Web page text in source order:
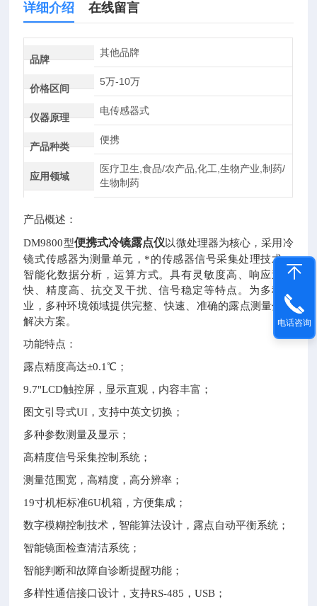
详细介绍 在线留言
品牌
其他品牌
价格区间
5万-10万
仪器原理
电传感器式
产品种类
便携
应用领域
医疗卫生,食品/农产品,化工,生物产业,制药/
生物制药
产品概述：
DM9800型便携式冷镜露点仪以微处理器为核心，采用冷
镜式传感器为测量单元，*的传感器信号采集处理技术，
智能化数据分析，运算方式。具有灵敏度高、响应速度
快、精度高、抗交叉干扰、信号稳定等特点。为多种行
业，多种环境领域提供完整、快速、准确的露点测量分析
解决方案。
功能特点：
露点精度高达±0.1℃；
9.7"LCD触控屏，显示直观，内容丰富；
图文引导式UI，支持中英文切换；
多种参数测量及显示；
高精度信号采集控制系统；
测量范围宽，高精度，高分辨率；
19寸机柜标准6U机箱，方便集成；
数字模糊控制技术，智能算法设计，露点自动平衡系统；
智能镜面检查清洁系统；
智能判断和故障自诊断提醒功能；
多样性通信接口设计，支持RS-485，USB；
电话咨询